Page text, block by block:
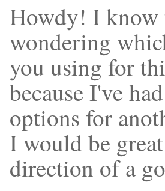
Howdy! I know
wondering
you using for
because I've
options for
I would be
direction of a